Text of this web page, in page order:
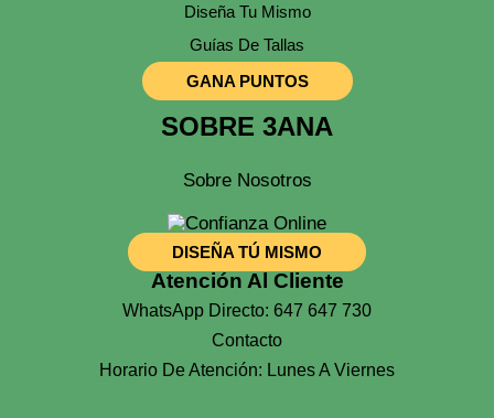
Diseña Tu Mismo
Guías De Tallas
GANA PUNTOS
SOBRE 3ANA
Sobre Nosotros
DISEÑA TÚ MISMO
Atención Al Cliente
WhatsApp Directo: 647 647 730
Contacto
Horario De Atención: Lunes A Viernes